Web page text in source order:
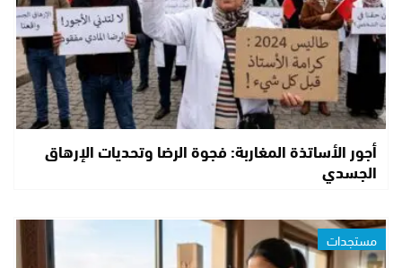
أجور الأساتذة المغاربة: فجوة الرضا وتحديات الإرهاق
الجسدي
مستجدات